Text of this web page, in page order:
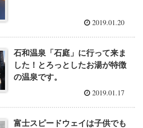
2019.01.20
石和温泉「石庭」に行って来ま
した！とろっとしたお湯が特徴
の温泉です。
2019.01.17
富士スピードウェイは子供でも